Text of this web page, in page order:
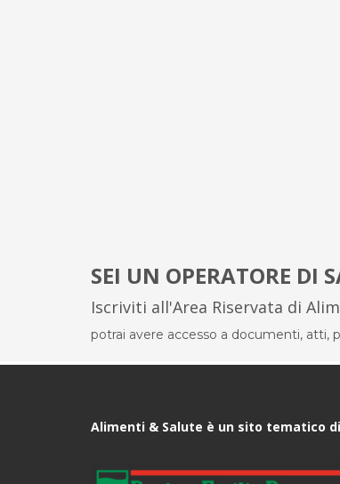
SEI UN OPERATORE DI
Iscriviti all'Area Riservata di
potrai avere accesso a documenti, atti,
Alimenti & Salute è un sito tematico di